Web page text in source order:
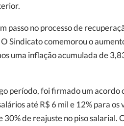
passo no processo de
Sindicato comemorou o
uma inflação acumulada de
período, foi firmado um acordo
até R$ 6 mil e 12% para os
de reajuste no piso salarial.